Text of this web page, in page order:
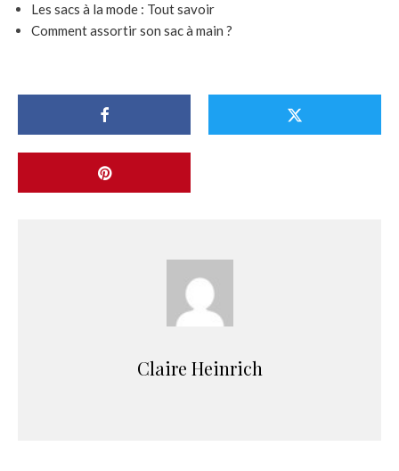
Les sacs à la mode : Tout savoir
Comment assortir son sac à main ?
Claire Heinrich